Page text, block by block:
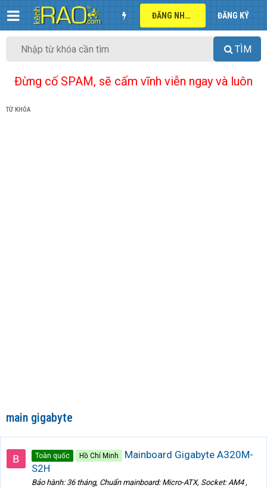
ĐĂNG NHẬP ĐĂNG KÝ
TÌM
Đừng cố SPAM, sẽ cấm vĩnh viễn ngay và luôn
TỪ KHÓA
main gigabyte
Toàn quốc Hồ Chí Minh
Mainboard Gigabyte A320M-
S2H
Bảo hành: 36 tháng, Chuẩn mainboard: Micro-ATX, Socket: AM4 ,